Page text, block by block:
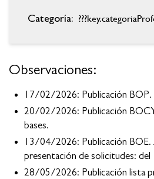
Categoría:
Observaciones:
17/02/2026: Publicación
20/02/2026: Publicación
bases.
13/04/2026: Publicación
presentación de solicitudes: del
28/05/2026: Publicación lista